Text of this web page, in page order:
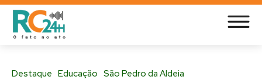
Destaque Educação São Pedro da Aldeia